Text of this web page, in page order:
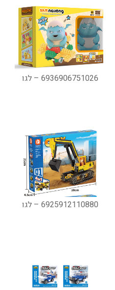
6936906751026 – לגו
6925912110880 – לגו